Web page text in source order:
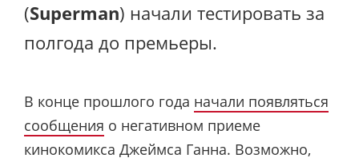
(Superman) начали тестировать за
полгода до премьеры.
В конце прошлого года начали появляться
сообщения о негативном приеме
кинокомикса Джеймса Ганна. Возможно,